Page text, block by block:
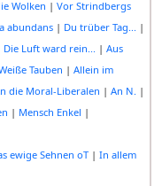
Wolken | Vor Strindbergs
abundans| Du trüber Tag... |
Die Luft ward rein... | Aus
Tauben | Allein im
die Moral-Liberalen | An N. |
| Mensch Enkel |
ewige Sehnen oT| In allem